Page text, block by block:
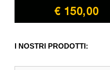
I NOSTRI PRODOTTI: